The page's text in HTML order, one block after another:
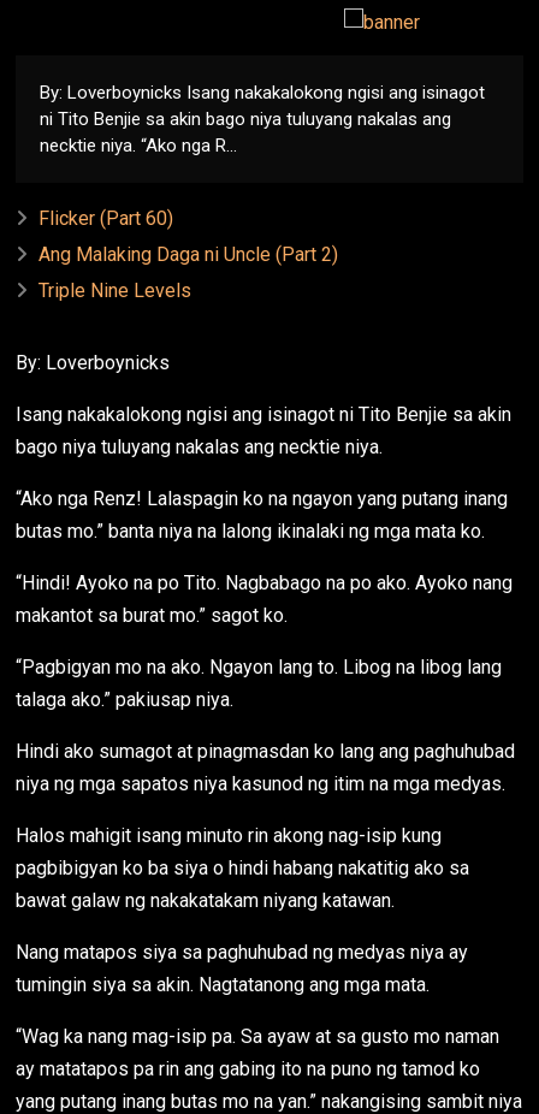
By: Loverboynicks Isang nakakalokong ngisi ang isinagot
ni Tito Benjie sa akin bago niya tuluyang nakalas ang
necktie niya. “Ako nga R...
Flicker (Part 60)
Ang Malaking Daga ni Uncle (Part 2)
Triple Nine Levels
By: Loverboynicks
Isang nakakalokong ngisi ang isinagot ni Tito Benjie sa akin
bago niya tuluyang nakalas ang necktie niya.
“Ako nga Renz! Lalaspagin ko na ngayon yang putang inang
butas mo.” banta niya na lalong ikinalaki ng mga mata ko.
“Hindi! Ayoko na po Tito. Nagbabago na po ako. Ayoko nang
makantot sa burat mo.” sagot ko.
“Pagbigyan mo na ako. Ngayon lang to. Libog na libog lang
talaga ako.” pakiusap niya.
Hindi ako sumagot at pinagmasdan ko lang ang paghuhubad
niya ng mga sapatos niya kasunod ng itim na mga medyas.
Halos mahigit isang minuto rin akong nag-isip kung
pagbibigyan ko ba siya o hindi habang nakatitig ako sa
bawat galaw ng nakakatakam niyang katawan.
Nang matapos siya sa paghuhubad ng medyas niya ay
tumingin siya sa akin. Nagtatanong ang mga mata.
“Wag ka nang mag-isip pa. Sa ayaw at sa gusto mo naman
ay matatapos pa rin ang gabing ito na puno ng tamod ko
yang putang inang butas mo na yan.” nakangising sambit niya